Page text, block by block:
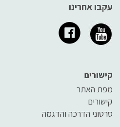
עקבו אחרינו
קישורים
מפת האתר
קישורים
סרטוני הדרכה והדגמה